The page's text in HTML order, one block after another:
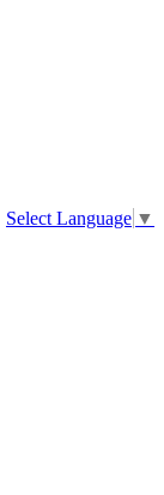
Select Language ▼